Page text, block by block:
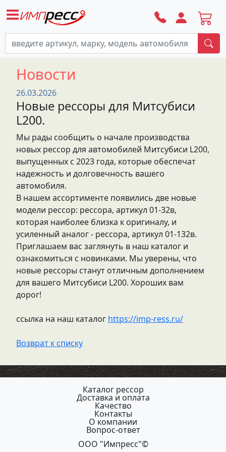
Новости
26.03.2026
Новые рессоры для Митсубиси
L200.
Мы рады сообщить о начале производства
новых рессор для автомобилей Митсубиси L200,
выпущенных с 2023 года, которые обеспечат
надежность и долговечность вашего
автомобиля.
В нашем ассортименте появились две новые
модели рессор: рессора, артикул 01-32в,
которая наиболее близка к оригиналу, и
усиленный аналог - рессора, артикул 01-132в.
Приглашаем вас заглянуть в наш каталог и
ознакомиться с новинками. Мы уверены, что
новые рессоры станут отличным дополнением
для вашего Митсубиси L200. Хороших вам
дорог!
ссылка на наш каталог https://imp-ress.ru/
Возврат к списку
Каталог рессор
Доставка и оплата
Качество
Контакты
О компании
Вопрос-ответ
ООО "Импресс"©